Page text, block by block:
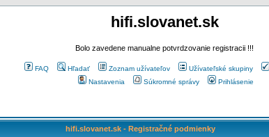
hifi.slovanet.sk
Bolo zavedene manualne potvrdzovanie registracii !!!
FAQ Hľadať Zoznam užívateľov Užívateľské skupiny
Nastavenia
Súkromné správy Prihlásenie
hifi.slovanet.sk - Registračné podmienky